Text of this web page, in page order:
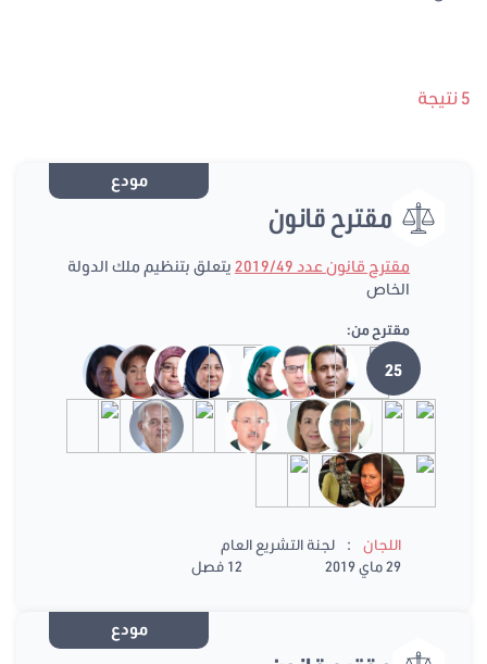
5 نتيجة
مودع
مقترح قانون
مقترح قانون عدد 2019/49
يتعلق بتنظيم ملك الدولة
الخاص
مقترح من:
25
اللجان :
لجنة التشريع العام
29 ماي 2019
12 فصل
مودع